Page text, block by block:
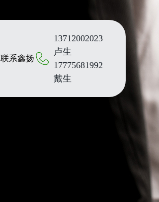
联系鑫扬
13712002023
卢生
17775681992
戴生